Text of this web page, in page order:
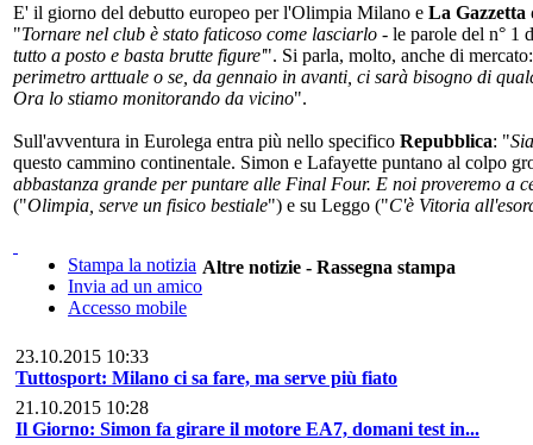
E' il giorno del debutto europeo per l'Olimpia Milano e La Gazzetta
"Tornare nel club è stato faticoso come lasciarlo - le parole del n° 1
tutto a posto e basta brutte figure'". Si parla, molto, anche di
perimetro arttuale o se, da gennaio in avanti, ci sarà bisogno di
Ora lo stiamo monitorando da vicino".
Sull'avventura in Eurolega entra più nello specifico Repubblica: "
questo cammino continentale. Simon e Lafayette puntano al colpo
abbastanza grande per puntare alle Final Four. E noi proveremo a
("Olimpia, serve un fisico bestiale") e su Leggo ("C'è Vitoria
Stampa la notizia
Invia ad un amico
Accesso mobile
Altre notizie - Rassegna stampa
23.10.2015 10:33
Tuttosport: Milano ci sa fare, ma serve più fiato
21.10.2015 10:28
Il Giorno: Simon fa girare il motore EA7, domani test in...